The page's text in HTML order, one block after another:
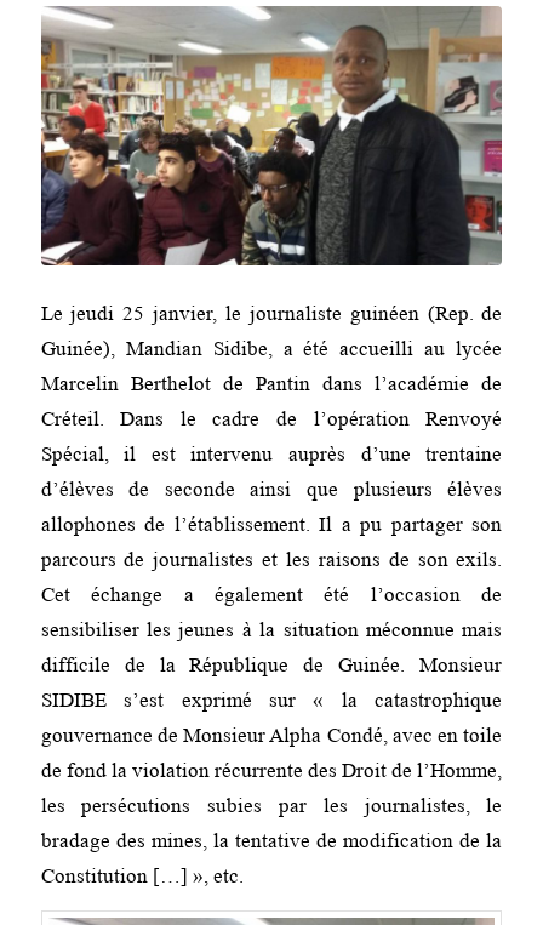
Le jeudi 25 janvier, le journaliste guinéen (Rep. de
Guinée), Mandian Sidibe, a été accueilli au lycée
Marcelin Berthelot de Pantin dans l’académie de
Créteil. Dans le cadre de l’opération Renvoyé
Spécial, il est intervenu auprès d’une trentaine
d’élèves de seconde ainsi que plusieurs élèves
allophones de l’établissement. Il a pu partager son
parcours de journalistes et les raisons de son exils.
Cet échange a également été l’occasion de
sensibiliser les jeunes à la situation méconnue mais
difficile de la République de Guinée. Monsieur
SIDIBE s’est exprimé sur « la catastrophique
gouvernance de Monsieur Alpha Condé, avec en toile
de fond la violation récurrente des Droit de l’Homme,
les persécutions subies par les journalistes, le
bradage des mines, la tentative de modification de la
Constitution […] », etc.